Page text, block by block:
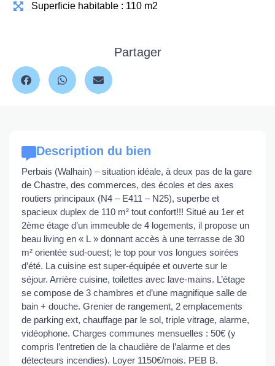
Superficie habitable : 110 m2
Partager
Description du bien
Perbais (Walhain) – situation idéale, à deux pas de la gare
de Chastre, des commerces, des écoles et des axes
routiers principaux (N4 – E411 – N25), superbe et
spacieux duplex de 110 m² tout confort!!! Situé au 1er et
2ème étage d’un immeuble de 4 logements, il propose un
beau living en « L » donnant accès à une terrasse de 30
m² orientée sud-ouest; le top pour vos longues soirées
d’été. La cuisine est super-équipée et ouverte sur le
séjour. Arrière cuisine, toilettes avec lave-mains. L’étage
se compose de 3 chambres et d’une magnifique salle de
bain + douche. Grenier de rangement, 2 emplacements
de parking ext, chauffage par le sol, triple vitrage, alarme,
vidéophone. Charges communes mensuelles : 50€ (y
compris l’entretien de la chaudière de l’alarme et des
détecteurs incendies). Loyer 1150€/mois. PEB B.